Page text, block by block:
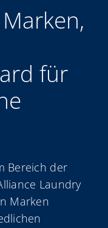
für
Bereich der
Laundry
Marken